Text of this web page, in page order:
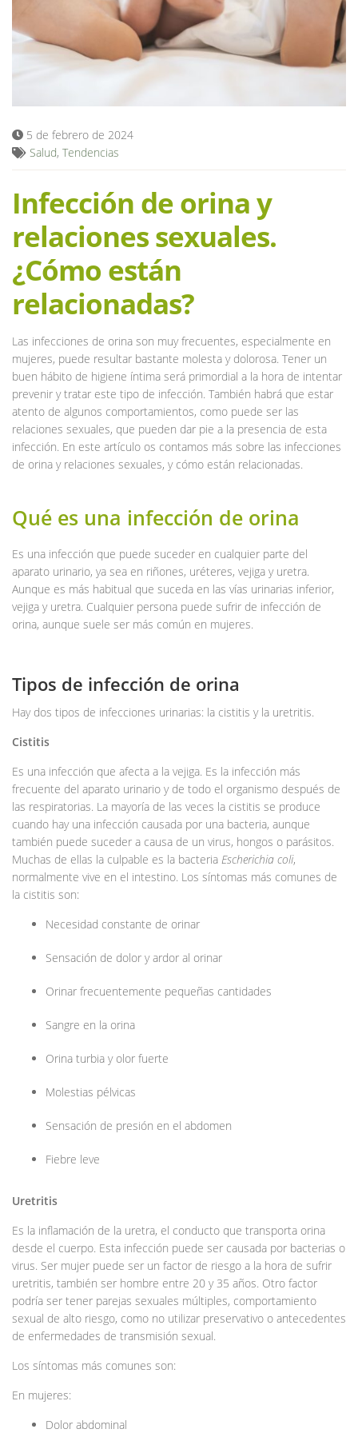
5 de febrero de 2024
Salud, Tendencias
Infección de orina y
relaciones sexuales.
¿Cómo están
relacionadas?
Las infecciones de orina son muy frecuentes, especialmente en
mujeres, puede resultar bastante molesta y dolorosa. Tener un
buen hábito de higiene íntima será primordial a la hora de intentar
prevenir y tratar este tipo de infección. También habrá que estar
atento de algunos comportamientos, como puede ser las
relaciones sexuales, que pueden dar pie a la presencia de esta
infección. En este artículo os contamos más sobre las infecciones
de orina y relaciones sexuales, y cómo están relacionadas.
Qué es una infección de orina
Es una infección que puede suceder en cualquier parte del
aparato urinario, ya sea en riñones, uréteres, vejiga y uretra.
Aunque es más habitual que suceda en las vías urinarias inferior,
vejiga y uretra. Cualquier persona puede sufrir de infección de
orina, aunque suele ser más común en mujeres.
Tipos de infección de orina
Hay dos tipos de infecciones urinarias: la cistitis y la uretritis.
Cistitis
Es una infección que afecta a la vejiga. Es la infección más
frecuente del aparato urinario y de todo el organismo después de
las respiratorias. La mayoría de las veces la cistitis se produce
cuando hay una infección causada por una bacteria, aunque
también puede suceder a causa de un virus, hongos o parásitos.
Muchas de ellas la culpable es la bacteria Escherichia coli,
normalmente vive en el intestino. Los síntomas más comunes de
la cistitis son:
Necesidad constante de orinar
Sensación de dolor y ardor al orinar
Orinar frecuentemente pequeñas cantidades
Sangre en la orina
Orina turbia y olor fuerte
Molestias pélvicas
Sensación de presión en el abdomen
Fiebre leve
Uretritis
Es la inflamación de la uretra, el conducto que transporta orina
desde el cuerpo. Esta infección puede ser causada por bacterias o
virus. Ser mujer puede ser un factor de riesgo a la hora de sufrir
uretritis, también ser hombre entre 20 y 35 años. Otro factor
podría ser tener parejas sexuales múltiples, comportamiento
sexual de alto riesgo, como no utilizar preservativo o antecedentes
de enfermedades de transmisión sexual.
Los síntomas más comunes son:
En mujeres:
Dolor abdominal